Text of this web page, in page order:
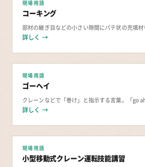
現場用語
コーキング
部材の継ぎ目などの小さい隙間にパテ状の充填
詳しく →
現場用語
ゴーヘイ
クレーンなどで「巻け」と指示する言葉。「go
詳しく →
現場用語
小型移動式クレーン運転技能講習